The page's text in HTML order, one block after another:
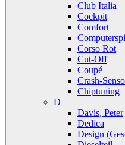
Club Italia
Cockpit
Comfort
Corso Rot
Cut-Off
Coupé
Crash-
Chiptuning
D
Davis, Peter
Dedica
Design